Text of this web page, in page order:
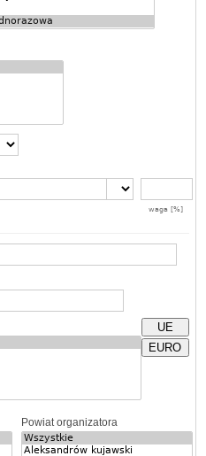
waga [%]
UE
EURO
Powiat organizatora